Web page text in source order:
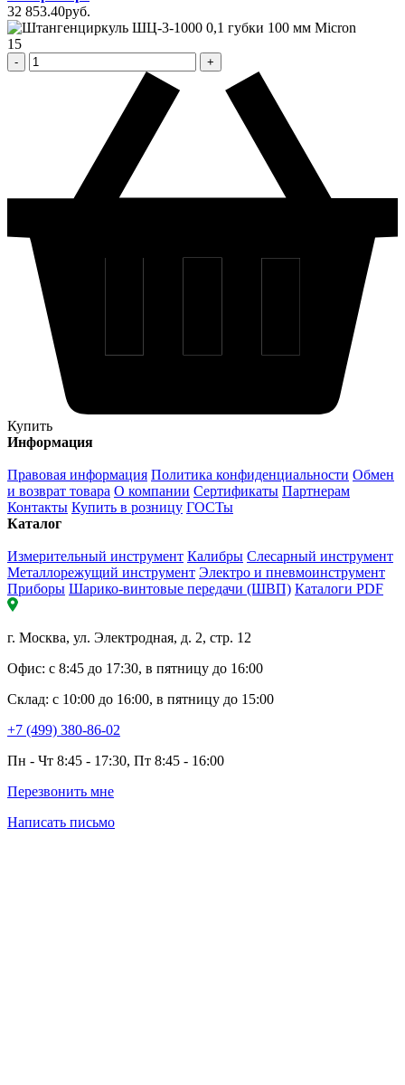
32 853.40pуб.
15
Купить
Информация
Правовая информация Политика конфиденциальности Обмен
и возврат товара О компании Сертификаты Партнерам
Контакты Купить в розницу ГОСТы
Каталог
Измерительный инструмент Калибры Слесарный инструмент
Металлорежущий инструмент Электро и пневмоинструмент
Приборы Шарико-винтовые передачи (ШВП) Каталоги PDF
г. Москва, ул. Электродная, д. 2, стр. 12
Офис: с 8:45 до 17:30, в пятницу до 16:00
Склад: с 10:00 до 16:00, в пятницу до 15:00
+7 (499) 380-86-02
Пн - Чт 8:45 - 17:30, Пт 8:45 - 16:00
Перезвонить мне
Написать письмо